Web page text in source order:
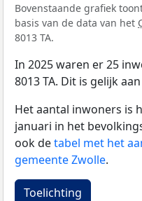
Bovenstaande grafiek
basis van de data van het
8013 TA.
In 2025 waren er 25
8013 TA. Dit is gelijk
Het aantal inwoners is
januari in het
ook detabel met het
gemeente Zwolle.
Toelichting